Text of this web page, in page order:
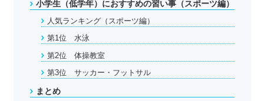
小学生（低学年）におすすめの習い事（スポーツ編）
人気ランキング（スポーツ編）
第1位 水泳
第2位 体操教室
第3位 サッカー・フットサル
まとめ